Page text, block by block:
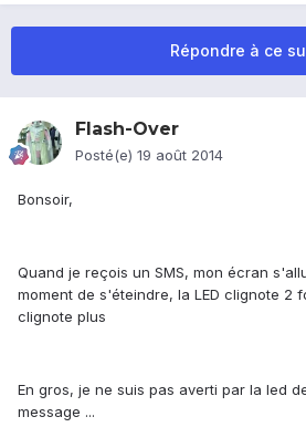
Répondre à ce
Flash-Over
Posté(e) 19 août 2014
Bonsoir,
Quand je reçois un SMS, mon écran
moment de s'éteindre, la LED clignote 2
clignote plus
En gros, je ne suis pas averti par la led
message ...